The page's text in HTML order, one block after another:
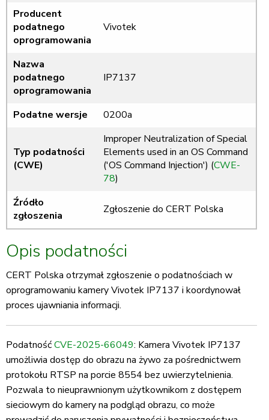
Producent
podatnego
oprogramowania
Vivotek
Nazwa
podatnego
oprogramowania
IP7137
Podatne wersje 0200a
Typ podatności
(CWE)
Improper Neutralization of Special
Elements used in an OS Command
('OS Command Injection') (CWE-
78)
Źródło
zgłoszenia
Zgłoszenie do CERT Polska
Opis podatności
CERT Polska otrzymał zgłoszenie o podatnościach w
oprogramowaniu kamery Vivotek IP7137 i koordynował
proces ujawniania informacji.
PodatnośćCVE-2025-66049: Kamera Vivotek IP7137
umożliwia dostęp do obrazu na żywo za pośrednictwem
protokołu RTSP na porcie 8554 bez uwierzytelnienia.
Pozwala to nieuprawnionym użytkownikom z dostępem
sieciowym do kamery na podgląd obrazu, co może